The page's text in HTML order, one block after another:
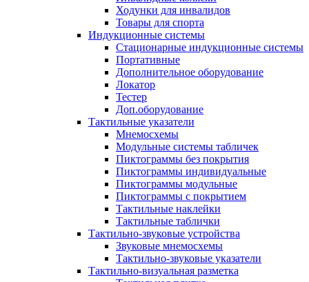
Ходунки для инвалидов
Товары для спорта
Индукционные системы
Стационарные индукционные системы
Портативные
Дополнительное оборудование
Локатор
Тестер
Доп.оборудование
Тактильные указатели
Мнемосхемы
Модульные системы табличек
Пиктограммы без покрытия
Пиктограммы индивидуальные
Пиктограммы модульные
Пиктограммы с покрытием
Тактильные наклейки
Тактильные таблички
Тактильно-звуковые устройства
Звуковые мнемосхемы
Тактильно-звуковые указатели
Тактильно-визуальная разметка